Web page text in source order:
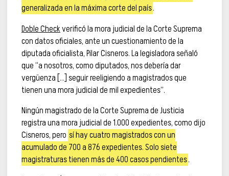
generalizada en la máxima corte del país.
Doble Checkverificó la mora judicial de la Corte Suprema
con datos oficiales, ante un cuestionamiento de la
diputada oficialista, Pilar Cisneros. La legisladora señaló
que “a nosotros, como diputados, nos debería dar
vergüenza […] seguir reeligiendo a magistrados que
tienen una mora judicial de mil expedientes”.
Ningún magistrado de la Corte Suprema de Justicia
registra una mora judicial de 1.000 expedientes, como dijo
Cisneros, pero sí hay cuatro magistrados con un
acumulado de 700 a 876 expedientes. Solo siete
magistraturas tienen más de 400 casos pendientes.